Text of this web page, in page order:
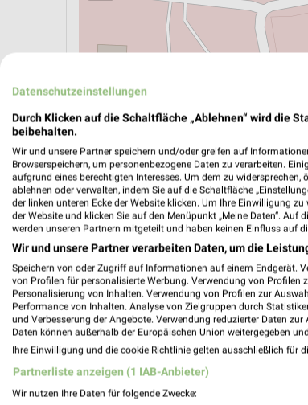
ÖPNV ANZEIGEN
Aktuelle Angebote in dieser
Anzahl Prospekte: 1
Letztes Prospektupdate: vor 38 Tagen
Datenschutzeinstellungen
Durch Klicken auf die Schaltfläche „Ablehnen“ wird die
beibehalten.
Wir und unsere Partner speichern und/oder greifen auf
Browserspeichern, um personenbezogene Daten zu verarbeiten.
aufgrund eines berechtigten Interesses. Um dem zu widersprechen,
ablehnen oder verwalten, indem Sie auf die Schaltfläche
der linken unteren Ecke der Website klicken. Um Ihre Einwilligung
der Website und klicken Sie auf den Menüpunkt „Meine Daten“.
werden unseren Partnern mitgeteilt und haben keinen Einfluss auf
Wir und unsere Partner verarbeiten Daten, um die
Speichern von oder Zugriff auf Informationen auf einem Endgerät.
von Profilen für personalisierte Werbung. Verwendung von
Personalisierung von Inhalten. Verwendung von Profilen zur
Performance von Inhalten. Analyse von Zielgruppen durch
und Verbesserung der Angebote. Verwendung reduzierter Daten
Daten können außerhalb der Europäischen Union weitergegeben
Ihre Einwilligung und die cookie Richtlinie gelten ausschließlich für
Partnerliste anzeigen (1 IAB-Anbieter)
Wir nutzen Ihre Daten für folgende Zwecke: